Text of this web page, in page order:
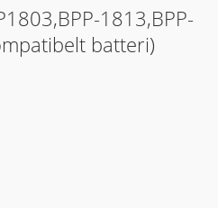
1813,BPP-
batteri)